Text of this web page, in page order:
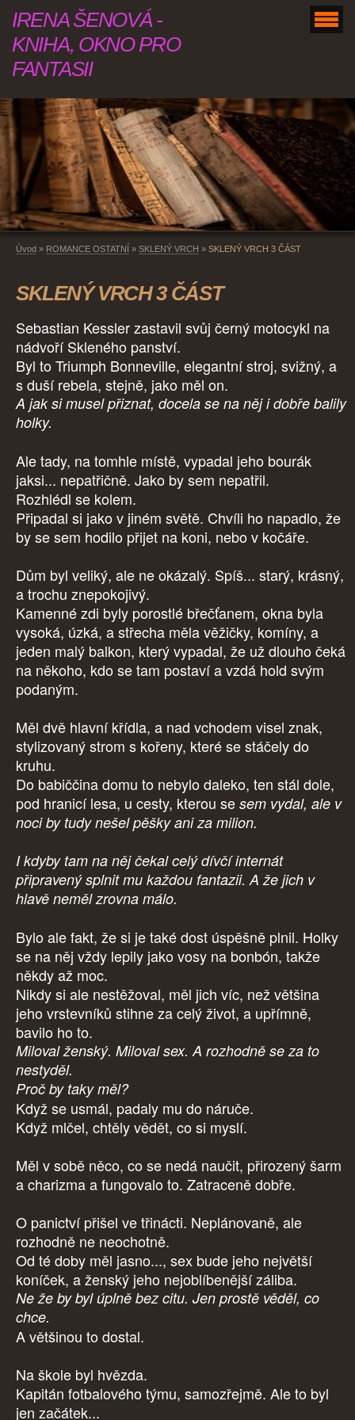
IRENA ŠENOVÁ -
KNIHA, OKNO PRO
FANTASII
Úvod » ROMANCE OSTATNÍ » SKLENÝ VRCH » SKLENÝ VRCH 3 ČÁST
SKLENÝ VRCH 3 ČÁST
Sebastian Kessler zastavil svůj černý motocykl na
nádvoří Skleného panství.
Byl to Triumph Bonneville, elegantní stroj, svižný, a
s duší rebela, stejně, jako měl on.
A jak si musel přiznat, docela se na něj i dobře balily
holky.
Ale tady, na tomhle místě, vypadal jeho bourák
jaksi... nepatřičně. Jako by sem nepatřil.
Rozhlédl se kolem.
Připadal si jako v jiném světě. Chvíli ho napadlo, že
by se sem hodilo přijet na koni, nebo v kočáře.
Dům byl veliký, ale ne okázalý. Spíš... starý, krásný,
a trochu znepokojivý.
Kamenné zdi byly porostlé břečťanem, okna byla
vysoká, úzká, a střecha měla věžičky, komíny, a
jeden malý balkon, který vypadal, že už dlouho čeká
na někoho, kdo se tam postaví a vzdá hold svým
podaným.
Měl dvě hlavní křídla, a nad vchodem visel znak,
stylizovaný strom s kořeny, které se stáčely do
kruhu.
Do babiččina domu to nebylo daleko, ten stál dole,
pod hranicí lesa, u cesty, kterou se sem vydal, ale v
noci by tudy nešel pěšky ani za milion.
I kdyby tam na něj čekal celý dívčí internát
připravený splnit mu každou fantazii. A že jich v
hlavě neměl zrovna málo.
Bylo ale fakt, že si je také dost úspěšně plnil. Holky
se na něj vždy lepily jako vosy na bonbón, takže
někdy až moc.
Nikdy si ale nestěžoval, měl jich víc, než většina
jeho vrstevníků stihne za celý život, a upřímně,
bavilo ho to.
Miloval ženský. Miloval sex. A rozhodně se za to
nestyděl.
Proč by taky měl?
Když se usmál, padaly mu do náruče.
Když mlčel, chtěly vědět, co si myslí.
Měl v sobě něco, co se nedá naučit, přirozený šarm
a charizma a fungovalo to. Zatraceně dobře.
O panictví přišel ve třinácti. Neplánovaně, ale
rozhodně ne neochotně.
Od té doby měl jasno..., sex bude jeho největší
koníček, a ženský jeho nejoblíbenější záliba.
Ne že by byl úplně bez citu. Jen prostě věděl, co
chce.
A většinou to dostal.
Na škole byl hvězda.
Kapitán fotbalového týmu, samozřejmě. Ale to byl
jen začátek...